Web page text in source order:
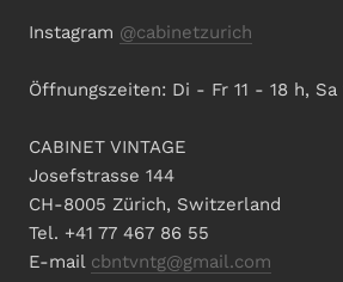
Instagram @cabinetzurich
Öffnungszeiten: Di - Fr 11 - 18 h, Sa
CABINET VINTAGE
Josefstrasse 144
CH-8005 Zürich, Switzerland
Tel. +41 77 467 86 55
E-mail cbntvntg@gmail.com